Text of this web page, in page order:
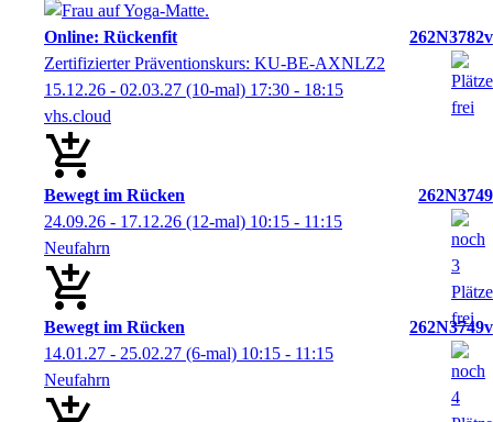
Online: Rückenfit
262N3782v
Zertifizierter Präventionskurs: KU-BE-AXNLZ2
15.12.26 - 02.03.27 (10-mal) 17:30 - 18:15
vhs.cloud
Bewegt im Rücken
262N3749
24.09.26 - 17.12.26 (12-mal) 10:15 - 11:15
Neufahrn
Bewegt im Rücken
262N3749v
14.01.27 - 25.02.27 (6-mal) 10:15 - 11:15
Neufahrn